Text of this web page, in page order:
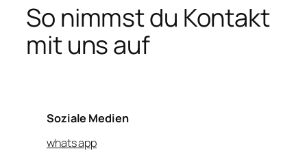
So nimmst du Kontakt
mit uns auf
Soziale Medien
whats app